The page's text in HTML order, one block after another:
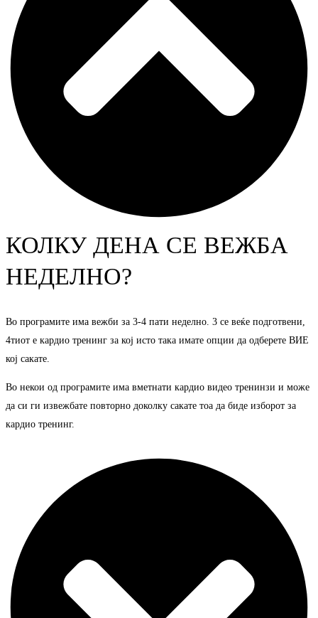
КОЛКУ ДЕНА СЕ ВЕЖБА
НЕДЕЛНО?
Во програмите има вежби за 3-4 пати неделно. 3 се веќе подготвени,
4тиот е кардио тренинг за кој исто така имате опции да одберете ВИЕ
кој сакате.
Во некои од програмите има вметнати кардио видео тренинзи и може
да си ги извежбате повторно доколку сакате тоа да биде изборот за
кардио тренинг.